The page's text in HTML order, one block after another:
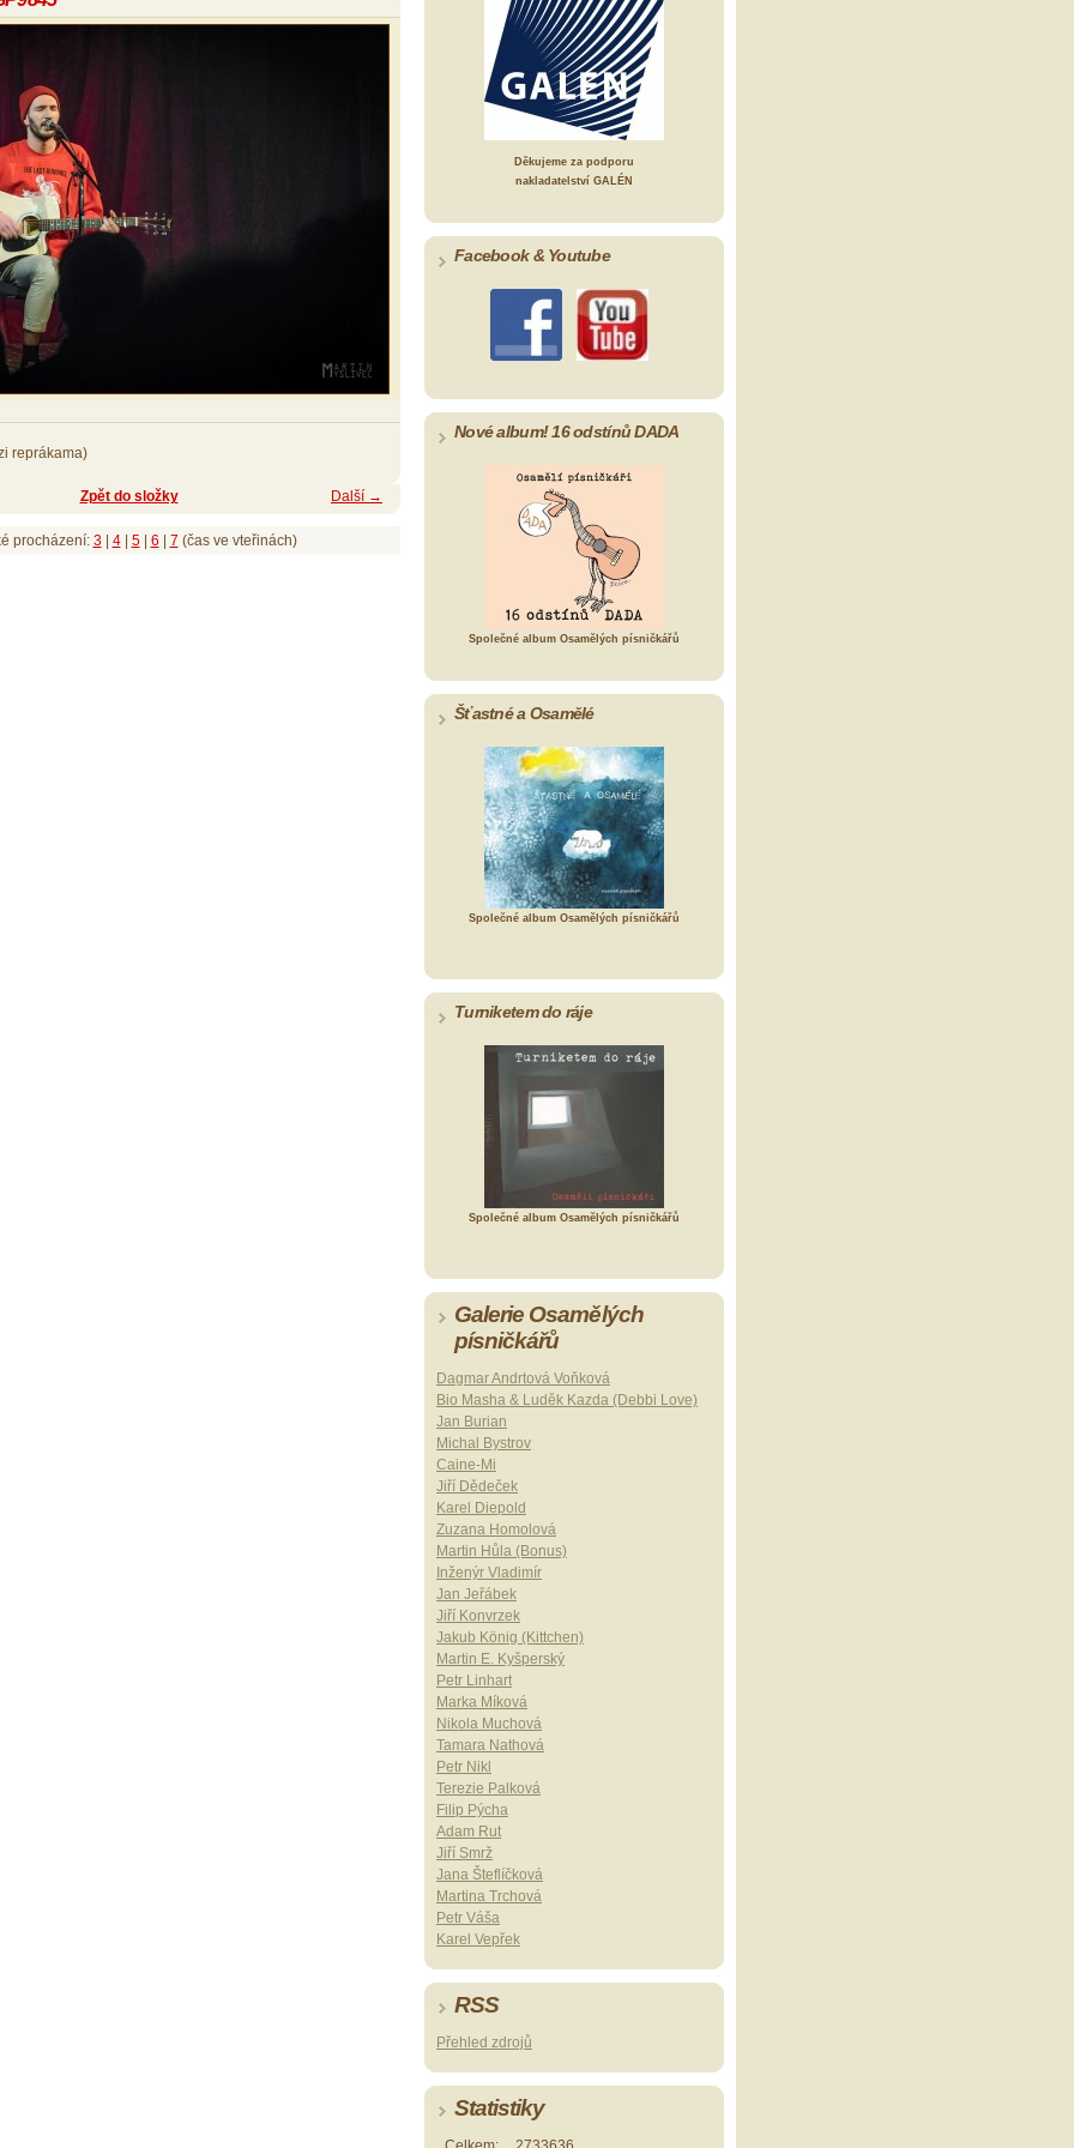
reprákama)
Další →
Zpět do složky
procházení: 3| 4| 5| 6 7 (čas ve vteřinách)
Děkujeme za podporu
nakladatelství GALÉN
Facebook & Youtube
Nové album! 16 odstínů DADA
Společné album Osamělých písničkářů
Šťastné a Osamělé
Společné album Osamělých písničkářů
Turniketem do ráje
Společné album Osamělých písničkářů
Galerie Osamělých
písničkářů
Dagmar Andrtová Voňková
Bio Masha & Luděk Kazda (Debbi Love)
Jan Burian
Michal Bystrov
Caine-Mi
Jiří Dědeček
Karel Diepold
Zuzana Homolová
Martin Hůla (Bonus)
Inženýr Vladimír
Jan Jeřábek
Jiří Konvrzek
Jakub König (Kittchen)
Martin E. Kyšperský
Petr Linhart
Marka Míková
Nikola Muchová
Tamara Nathová
Petr Nikl
Terezie Palková
Filip Pýcha
Adam Rut
Jiří Smrž
Jana Šteflíčková
Martina Trchová
Petr Váša
Karel Vepřek
RSS
Přehled zdrojů
Statistiky